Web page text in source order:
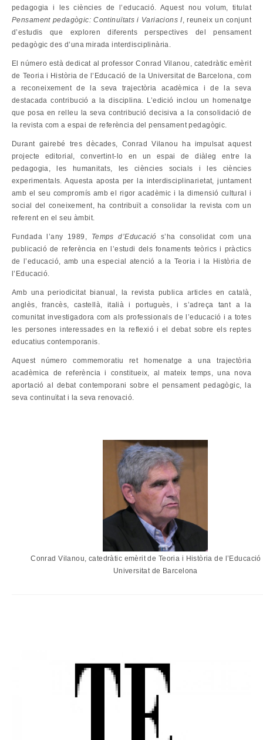
pedagogia i les ciències de l’educació. Aquest nou volum, titulat
Pensament pedagògic: Continuïtats i Variacions I, reuneix un conjunt
d’estudis que exploren diferents perspectives del pensament
pedagògic des d’una mirada interdisciplinària.
El número està dedicat al professor Conrad Vilanou, catedràtic emèrit
de Teoria i Història de l’Educació de la Universitat de Barcelona, com
a reconeixement de la seva trajectòria acadèmica i de la seva
destacada contribució a la disciplina. L’edició inclou un homenatge
que posa en relleu la seva contribució decisiva a la consolidació de
la revista com a espai de referència del pensament pedagògic.
Durant gairebé tres dècades, Conrad Vilanou ha impulsat aquest
projecte editorial, convertint-lo en un espai de diàleg entre la
pedagogia, les humanitats, les ciències socials i les ciències
experimentals. Aquesta aposta per la interdisciplinarietat, juntament
amb el seu compromís amb el rigor acadèmic i la dimensió cultural i
social del coneixement, ha contribuït a consolidar la revista com un
referent en el seu àmbit.
Fundada l’any 1989, Temps d’Educació s’ha consolidat com una
publicació de referència en l’estudi dels fonaments teòrics i pràctics
de l’educació, amb una especial atenció a la Teoria i la Història de
l’Educació.
Amb una periodicitat bianual, la revista publica articles en català,
anglès, francès, castellà, italià i portuguès, i s’adreça tant a la
comunitat investigadora com als professionals de l’educació i a totes
les persones interessades en la reflexió i el debat sobre els reptes
educatius contemporanis.
Aquest número commemoratiu ret homenatge a una trajectòria
acadèmica de referència i constitueix, al mateix temps, una nova
aportació al debat contemporani sobre el pensament pedagògic, la
seva continuïtat i la seva renovació.
Conrad Vilanou, catedràtic emèrit de Teoria i Història de l’Educació
Universitat de Barcelona